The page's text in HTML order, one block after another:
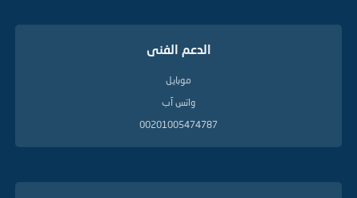
الدعم الفنى
موبايل
واتس آب
00201005474787